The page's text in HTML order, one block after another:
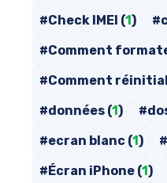
#Check IMEI (1)
#Comment
#Comment
#données (1)
#ecran blanc (1)
#Écran iPhone (1)